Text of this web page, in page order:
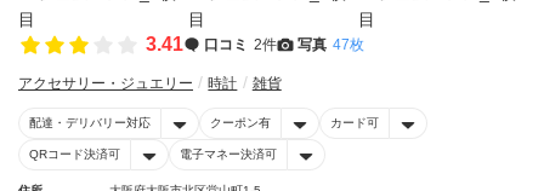
3.41 口コミ 2件 写真 47枚
アクセサリー・ジュエリー 時計 雑貨
配達・デリバリー対応 クーポン有 カード可
QRコード決済可 電子マネー決済可